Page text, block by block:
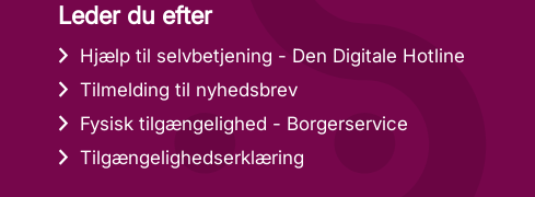
Leder du efter
Hjælp til selvbetjening - Den Digitale Hotline
Tilmelding til nyhedsbrev
Fysisk tilgængelighed - Borgerservice
Tilgængelighedserklæring